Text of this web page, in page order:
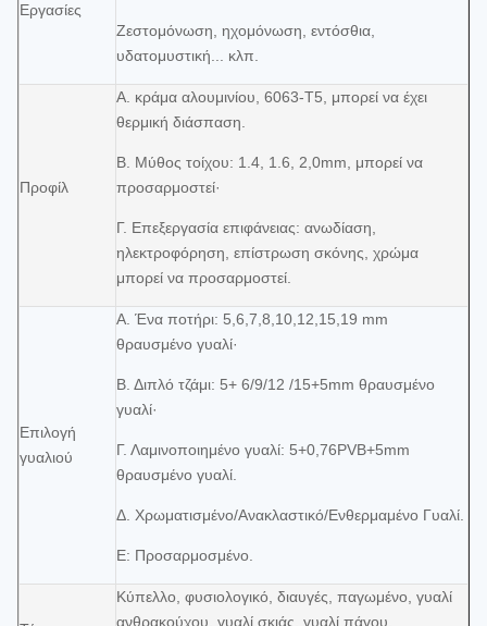
Εργασίες
Ζεστομόνωση, ηχομόνωση, εντόσθια,
υδατομυστική... κλπ.
Προφίλ
Α. κράμα αλουμινίου, 6063-T5, μπορεί να έχει
θερμική διάσπαση.
Β. Μύθος τοίχου: 1.4, 1.6, 2,0mm, μπορεί να
προσαρμοστεί·
Γ. Επεξεργασία επιφάνειας: ανωδίαση,
ηλεκτροφόρηση, επίστρωση σκόνης, χρώμα
μπορεί να προσαρμοστεί.
Επιλογή
γυαλιού
Α. Ένα ποτήρι: 5,6,7,8,10,12,15,19 mm
θραυσμένο γυαλί·
Β. Διπλό τζάμι: 5+ 6/9/12 /15+5mm θραυσμένο
γυαλί·
Γ. Λαμινοποιημένο γυαλί: 5+0,76PVB+5mm
θραυσμένο γυαλί.
Δ. Χρωματισμένο/Ανακλαστικό/Ενθερμαμένο Γυαλί.
Ε: Προσαρμοσμένο.
Κύπελλο, φυσιολογικό, διαυγές, παγωμένο, γυαλί
ανθρακούχου, γυαλί σκιάς, γυαλί πάγου,